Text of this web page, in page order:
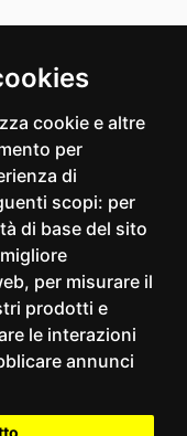
cookie e altre
per
di
scopi: per
di base del sito
, per misurare il
prodotti e
le interazioni
annunci